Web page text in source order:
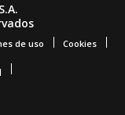
de uso Cookies